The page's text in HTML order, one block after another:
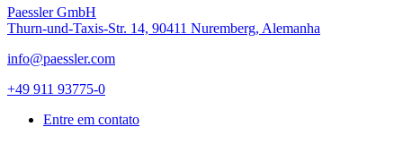
Paessler GmbH
Thurn-und-Taxis-Str. 14, 90411 Nuremberg, Alemanha
info@paessler.com
+49 911 93775-0
Entre em contato